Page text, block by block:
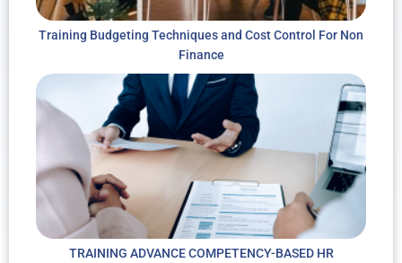
Training Budgeting Techniques and Cost Control For Non
Finance
TRAINING ADVANCE COMPETENCY-BASED HR